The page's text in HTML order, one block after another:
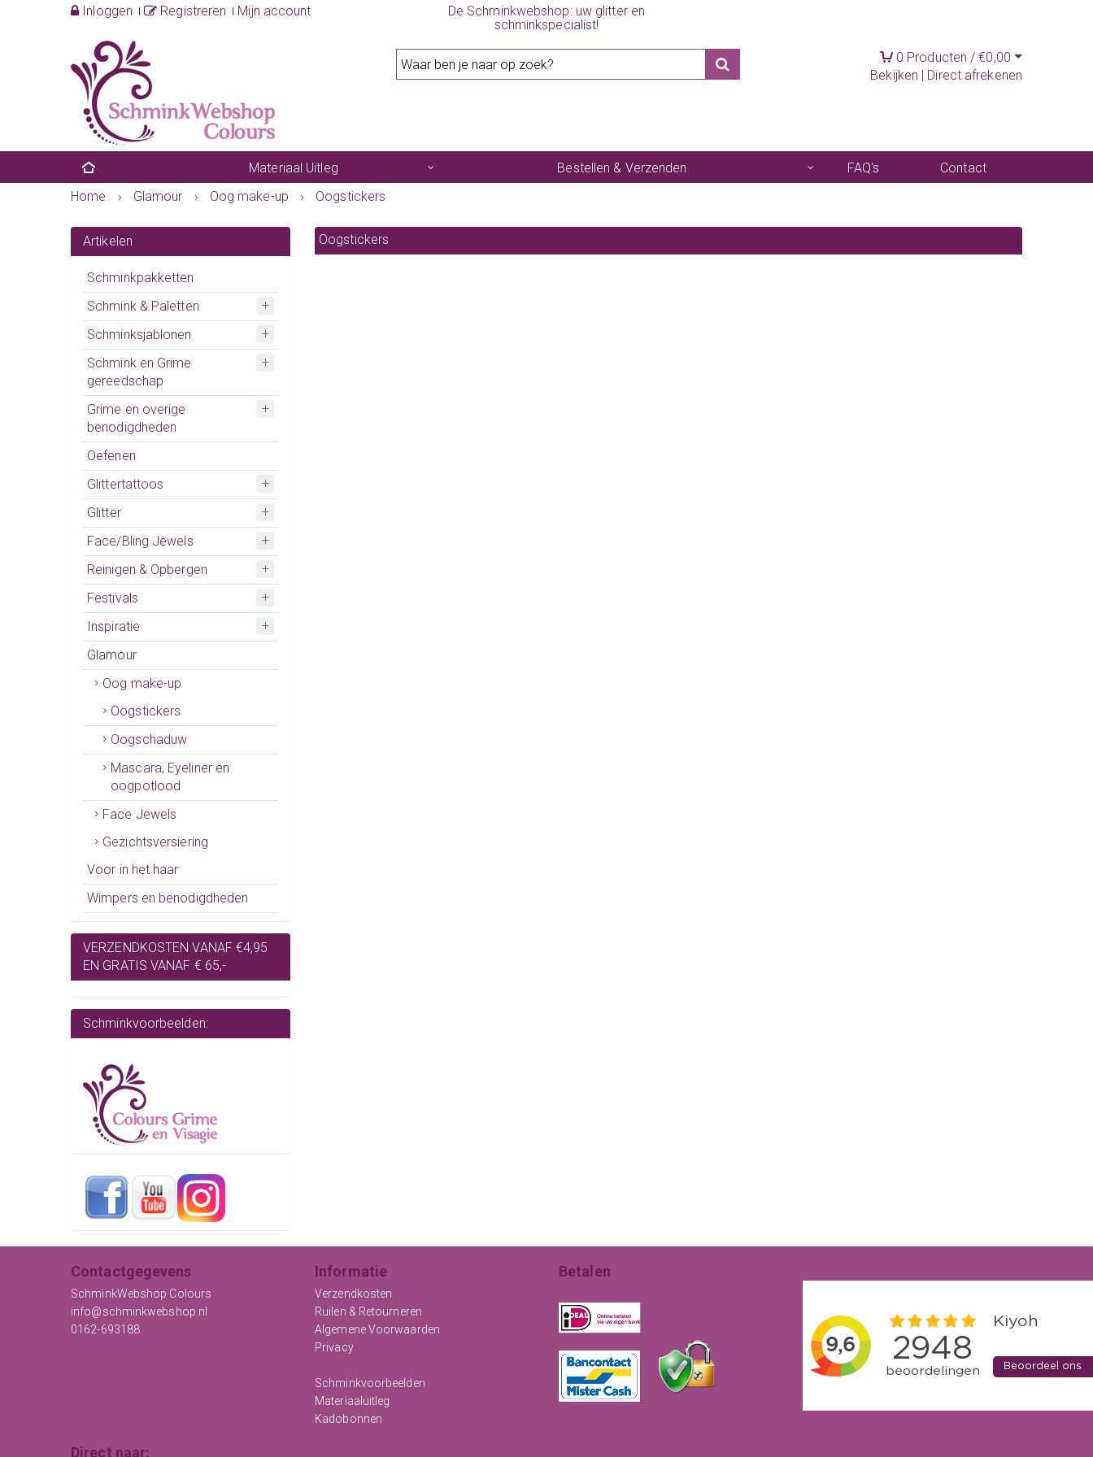
Inloggen Registreren Mijn account
De Schminkwebshop: uw glitter en
schminkspecialist!
0 Producten /€0,00
Bekijken | Direct afrekenen
Materiaal Uitleg Bestellen & Verzenden FAQ's
Contact
Home
› Glamour › Oog make-up › Oogstickers
Artikelen
Schminkpakketten
Schmink & Paletten
Schminksjablonen
Schmink en Grime
gereedschap
Grime en overige
benodigdheden
Oefenen
Glittertattoos
Glitter
Face/Bling Jewels
Reinigen & Opbergen
Festivals
Inspiratie
Glamour
Oog make-up
Oogstickers
Oogschaduw
Mascara, Eyeliner en
oogpotlood
Face Jewels
Gezichtsversiering
Voor in het haar
Wimpers en benodigdheden
VERZENDKOSTEN VANAF €4,95
EN GRATIS VANAF € 65,-
Schminkvoorbeelden:
Oogstickers
Contactgegevens
SchminkWebshop Colours
info@schminkwebshop.nl
0162-693188
Informatie
Verzendkosten
Ruilen & Retourneren
Algemene Voorwaarden
Privacy
Schminkvoorbeelden
Materiaaluitleg
Kadobonnen
Betalen
Direct naar: